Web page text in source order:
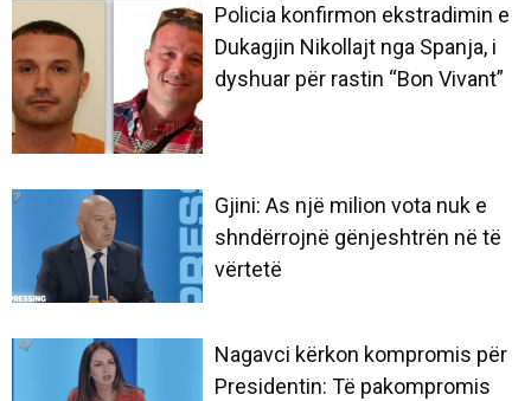
Policia konfirmon ekstradimin e
Dukagjin Nikollajt nga Spanja, i
dyshuar për rastin “Bon Vivant”
Gjini: As një milion vota nuk e
shndërrojnë gënjeshtrën në të
vërtetë
Nagavci kërkon kompromis për
Presidentin: Të pakompromis